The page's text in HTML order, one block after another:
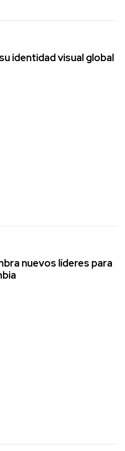
identidad visual global
nuevos líderes para